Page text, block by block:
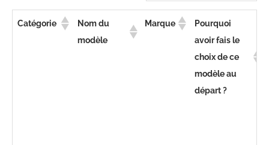
Catégorie
Nom du
modèle
Marque
Pourquoi
avoir fais le
choix de ce
modèle au
départ ?